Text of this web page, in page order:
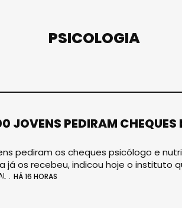
PSICOLOGIA
JOVENS PEDIRAM
pediram os cheques psicólogo e
já os recebeu, indicou hoje o instituto
HÁ 16 HORAS